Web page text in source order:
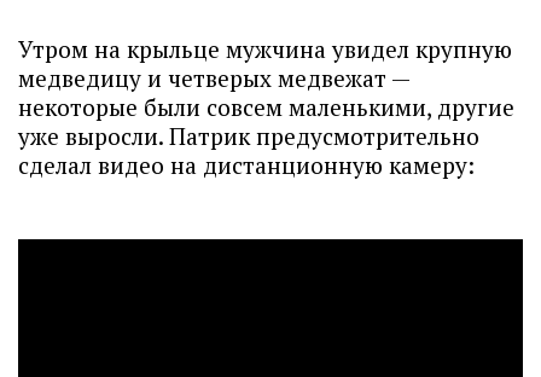
Утром на крыльце мужчина увидел крупную
медведицу и четверых медвежат —
некоторые были совсем маленькими, другие
уже выросли. Патрик предусмотрительно
сделал видео на дистанционную камеру: